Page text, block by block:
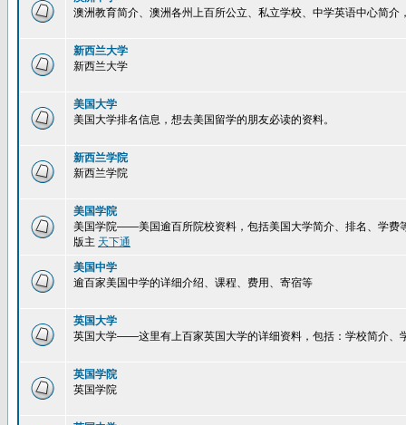
澳洲教育简介、澳洲各州上百所公立、私立学校、中学英语中心简
新西兰大学
新西兰大学
美国大学
美国大学排名信息，想去美国留学的朋友必读的资料。
新西兰学院
新西兰学院
美国学院
美国学院——美国逾百所院校资料，包括美国大学简介、排名、学
版主 天下通
美国中学
逾百家美国中学的详细介绍、课程、费用、寄宿等
英国大学
英国大学——这里有上百家英国大学的详细资料，包括：学校简介、
英国学院
英国学院